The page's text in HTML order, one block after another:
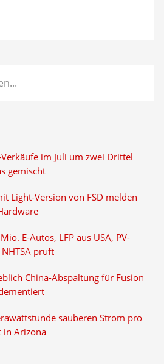
im Juli um zwei Drittel
gemischt
Light-Version von FSD melden
E-Autos, LFP aus USA, PV-
prüft
China-Abspaltung für Fusion
sauberen Strom pro
in Arizona